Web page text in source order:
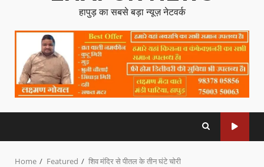
हापुड़ का सबसे बड़ा न्यूज़ नेटवर्क
Home Featured शिव मंदिर से पीतल के तीन घंटे चोरी